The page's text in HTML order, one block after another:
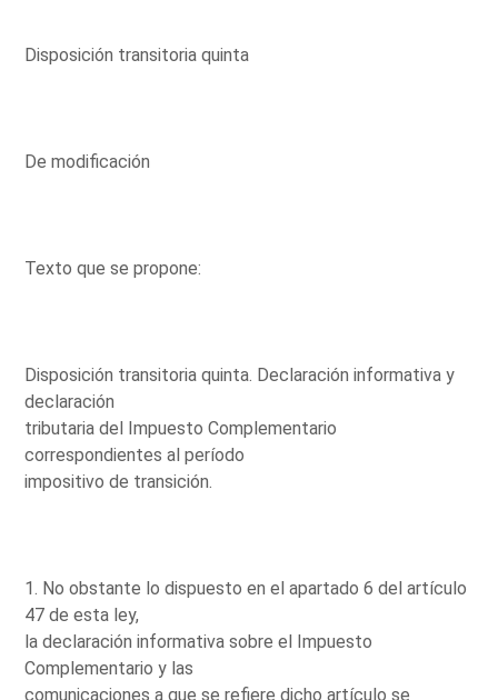
Disposición transitoria quinta
De modificación
Texto que se propone:
Disposición transitoria quinta. Declaración informativa y
declaración
tributaria del Impuesto Complementario
correspondientes al período
impositivo de transición.
1. No obstante lo dispuesto en el apartado 6 del artículo
47 de esta ley,
la declaración informativa sobre el Impuesto
Complementario y las
comunicaciones a que se refiere dicho artículo se